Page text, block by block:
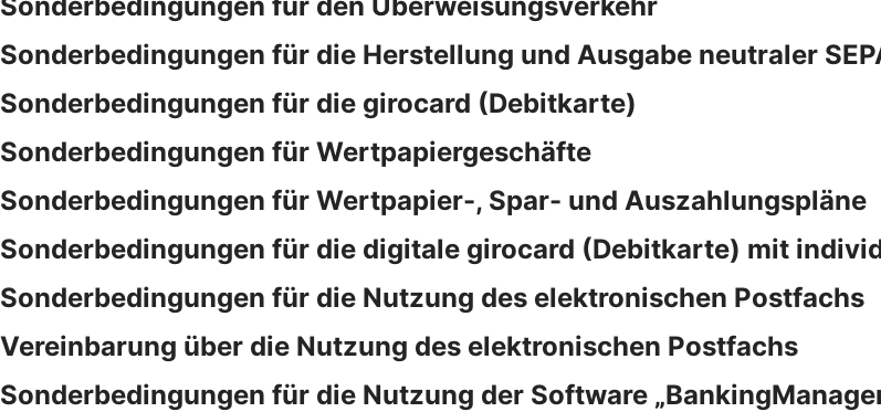
Sonderbedingungen für die Herstellung und Ausgabe neutraler
Sonderbedingungen für die girocard (Debitkarte)
Sonderbedingungen für Wertpapiergeschäfte
Sonderbedingungen für Wertpapier-, Spar- und Auszahlungspläne
Sonderbedingungen für die digitale girocard (Debitkarte) mit
Sonderbedingungen für die Nutzung des elektronischen Postfachs
Vereinbarung über die Nutzung des elektronischen Postfachs
Sonderbedingungen für die Nutzung der Software